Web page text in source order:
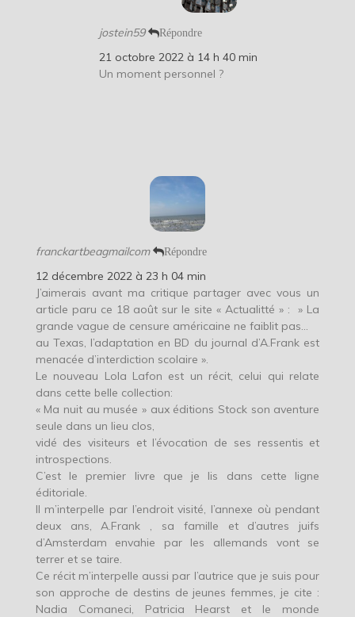
jostein59 Répondre
21 octobre 2022 à 14 h 40 min
Un moment personnel ?
franckartbeagmailcom Répondre
12 décembre 2022 à 23 h 04 min
J’aimerais avant ma critique partager avec vous un
article paru ce 18 août sur le site « Actualitté » : » La
grande vague de censure américaine ne faiblit pas…
au Texas, l’adaptation en BD du journal d’A.Frank est
menacée d’interdiction scolaire ».
Le nouveau Lola Lafon est un récit, celui qui relate
dans cette belle collection:
« Ma nuit au musée » aux éditions Stock son aventure
seule dans un lieu clos,
vidé des visiteurs et l’évocation de ses ressentis et
introspections.
C’est le premier livre que je lis dans cette ligne
éditoriale.
Il m’interpelle par l’endroit visité, l’annexe où pendant
deux ans, A.Frank , sa famille et d’autres juifs
d’Amsterdam envahie par les allemands vont se
terrer et se taire.
Ce récit m’interpelle aussi par l’autrice que je suis pour
son approche de destins de jeunes femmes, je cite :
Nadia Comaneci, Patricia Hearst et le monde